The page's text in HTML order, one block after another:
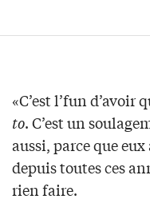
«C’est l’fun d’avoir
to. C’est un
aussi, parce que
depuis toutes ces
rien faire.